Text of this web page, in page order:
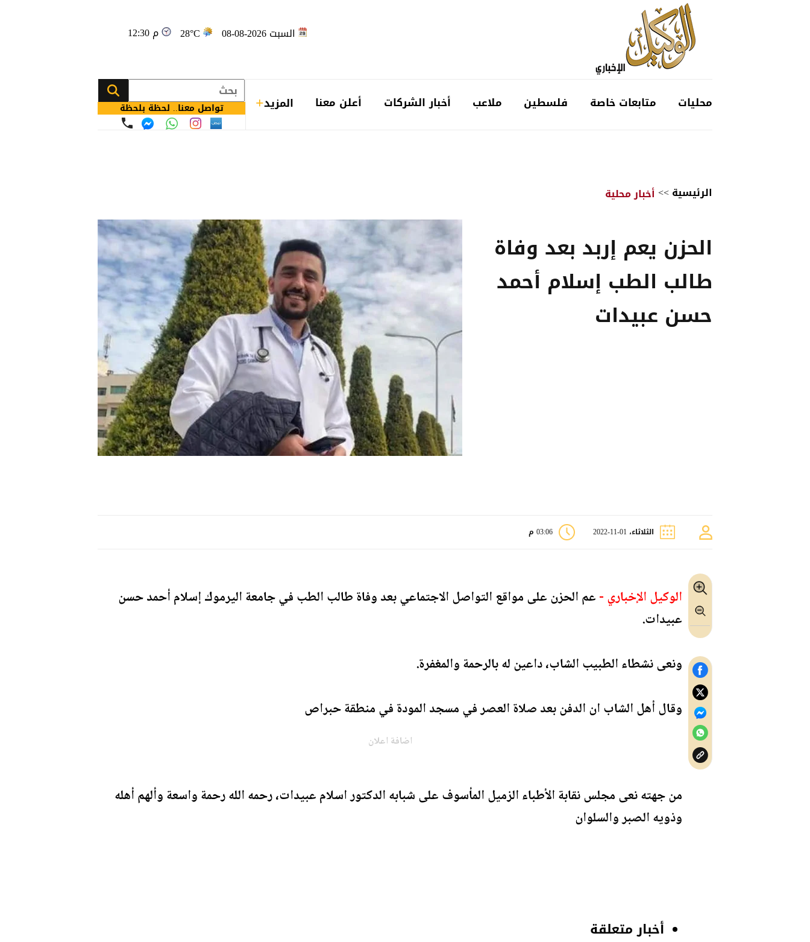
السبت 2026-08-08 28°C 12:30 م
محليات متابعات خاصة فلسطين ملاعب أخبار الشركات أعلن معنا المزيد تواصل معنا.. لحظة بلحظة
الرئيسية>>أخبار محلية
الحزن يعم إربد بعد وفاة
طالب الطب إسلام أحمد
حسن عبيدات
الثلاثاء، 01-11-2022 03:06 م
الوكيل الإخباري -عم الحزن على مواقع التواصل الاجتماعي بعد وفاة طالب الطب في جامعة اليرموك إسلام أحمد حسن
عبيدات.
ونعى نشطاء الطبيب الشاب، داعين له بالرحمة والمغفرة.
وقال أهل الشاب ان الدفن بعد صلاة العصر في مسجد المودة في منطقة حبراص
اضافة اعلان
من جهته نعى مجلس نقابة الأطباء الزميل المأسوف على شبابه الدكتور اسلام عبيدات، رحمه الله رحمة واسعة وألهم أهله
وذويه الصبر والسلوان
أخبار متعلقة